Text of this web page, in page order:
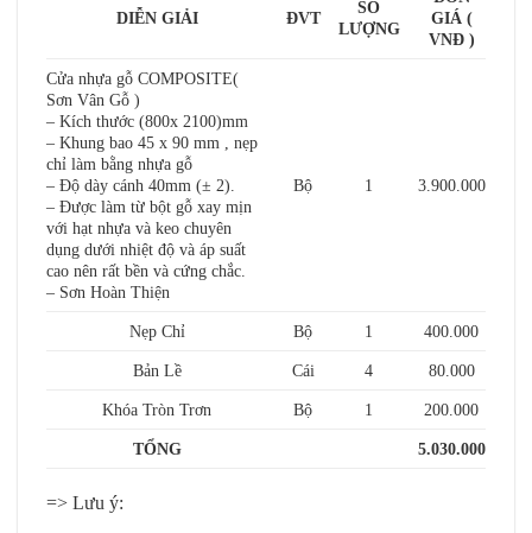
DIỄN GIẢI ĐVT
SỐ
LƯỢNG
GIÁ (
VNĐ )
Cửa nhựa gỗ COMPOSITE(
Sơn Vân Gỗ )
– Kích thước (800x 2100)mm
– Khung bao 45 x 90 mm , nẹp
chỉ làm bằng nhựa gỗ
– Độ dày cánh 40mm (± 2).
– Được làm từ bột gỗ xay mịn
với hạt nhựa và keo chuyên
dụng dưới nhiệt độ và áp suất
cao nên rất bền và cứng chắc.
– Sơn Hoàn Thiện
Bộ 1 3.900.000
Nẹp Chỉ Bộ 1 400.000
Bản Lề Cái 4 80.000
Khóa Tròn Trơn Bộ 1 200.000
TỔNG 5.030.000
=> Lưu ý: